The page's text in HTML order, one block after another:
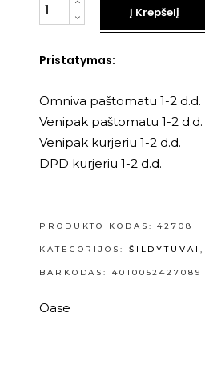
Kiekis
Į Krepšelį
Pristatymas:
Omniva paštomatu 1-2 d.d.
Venipak paštomatu 1-2 d.d.
Venipak kurjeriu 1-2 d.d.
DPD kurjeriu 1-2 d.d.
PRODUKTO KODAS:42708
KATEGORIJOS: ŠILDYTUVAI ,
BARKODAS: 4010052427089
Oase